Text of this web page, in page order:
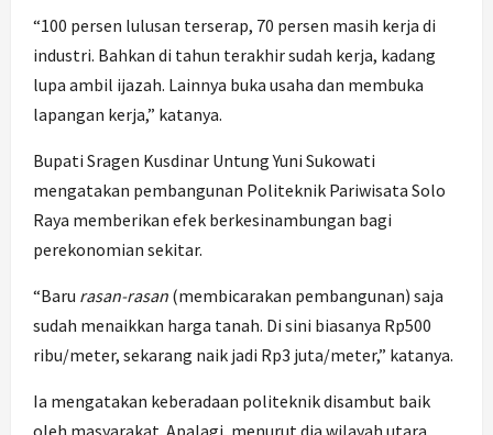
“100 persen lulusan terserap, 70 persen masih kerja di
industri. Bahkan di tahun terakhir sudah kerja, kadang
lupa ambil ijazah. Lainnya buka usaha dan membuka
lapangan kerja,” katanya.
Bupati Sragen Kusdinar Untung Yuni Sukowati
mengatakan pembangunan Politeknik Pariwisata Solo
Raya memberikan efek berkesinambungan bagi
perekonomian sekitar.
“Baru rasan-rasan (membicarakan pembangunan) saja
sudah menaikkan harga tanah. Di sini biasanya Rp500
ribu/meter, sekarang naik jadi Rp3 juta/meter,” katanya.
Ia mengatakan keberadaan politeknik disambut baik